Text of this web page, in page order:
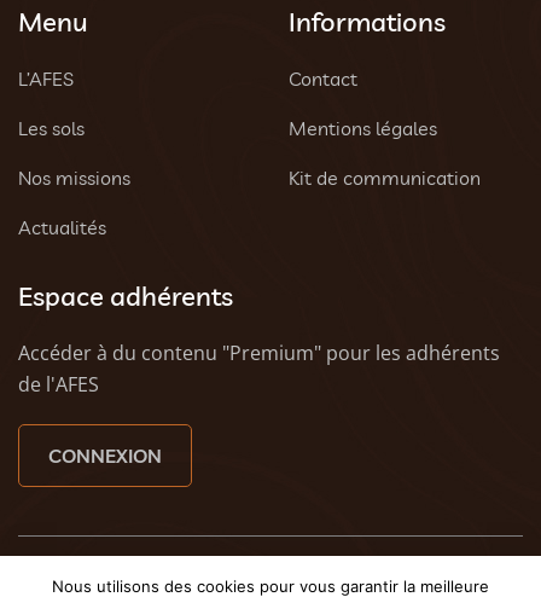
Menu
L’AFES
Les sols
Nos missions
Actualités
Informations
Contact
Mentions légales
Kit de communication
Espace adhérents
Accéder à du contenu "Premium" pour les adhérents
de l'AFES
CONNEXION
© 2023 AFES - Tous droits réservés - Une créationTony
Nous utilisons des cookies pour vous garantir la meilleure